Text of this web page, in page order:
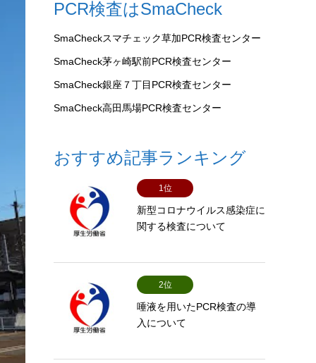
PCR検査はSmaCheck
SmaCheckスマチェック草加PCR検査センター
SmaCheck茅ヶ崎駅前PCR検査センター
SmaCheck銀座７丁目PCR検査センター
SmaCheck高田馬場PCR検査センター
おすすめ記事ランキング
1位
新型コロナウイルス感染症に
関する検査について
2位
唾液を用いたPCR検査の導
入について